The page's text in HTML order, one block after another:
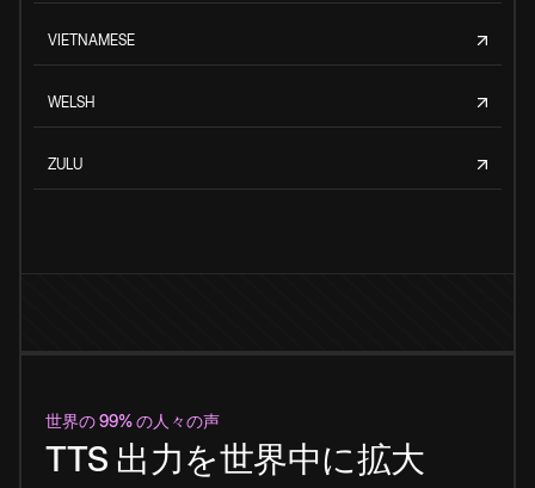
VIETNAMESE
WELSH
ZULU
世界の 99% の人々の声
TTS 出力を世界中に拡大